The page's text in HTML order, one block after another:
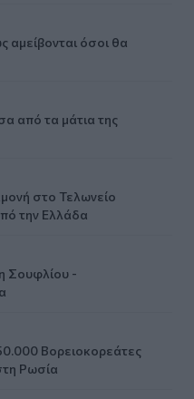
όσοι θα
από τα μάτια της
στο Τελωνείο
την Ελλάδα
Σουφλίου -
Βορειοκορεάτες
Ρωσία